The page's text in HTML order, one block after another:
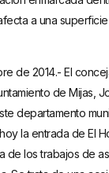
a una
de 2014.- El
de Mijas,
departamento
la entrada de El
de los trabajos de